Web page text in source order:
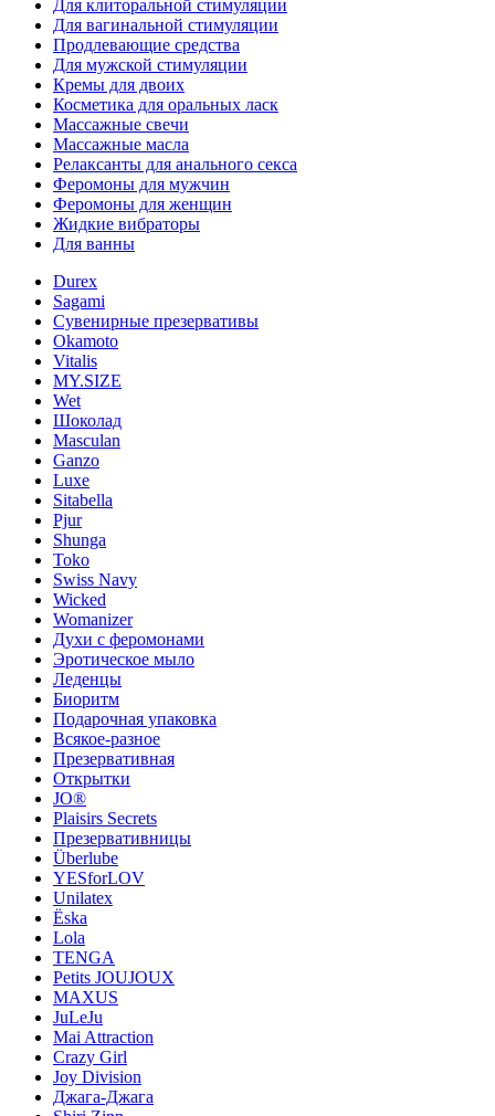
Для клиторальной стимуляции
Для вагинальной стимуляции
Продлевающие средства
Для мужской стимуляции
Кремы для двоих
Косметика для оральных ласк
Массажные свечи
Массажные масла
Релаксанты для анального секса
Феромоны для мужчин
Феромоны для женщин
Жидкие вибраторы
Для ванны
Durex
Sagami
Сувенирные презервативы
Okamoto
Vitalis
MY.SIZE
Wet
Шоколад
Masculan
Ganzo
Luxe
Sitabella
Pjur
Shunga
Toko
Swiss Navy
Wicked
Womanizer
Духи с феромонами
Эротическое мыло
Леденцы
Биоритм
Подарочная упаковка
Всякое-разное
Презервативная
Открытки
JO®
Plaisirs Secrets
Презервативницы
Überlube
YESforLOV
Unilatex
Ёska
Lola
TENGA
Petits JOUJOUX
MAXUS
JuLeJu
Mai Attraction
Crazy Girl
Joy Division
Джага-Джага